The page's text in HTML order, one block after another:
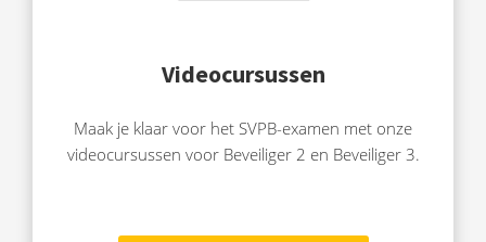
Videocursussen
Maak je klaar voor het SVPB-examen met onze
videocursussen voor Beveiliger 2 en Beveiliger 3.